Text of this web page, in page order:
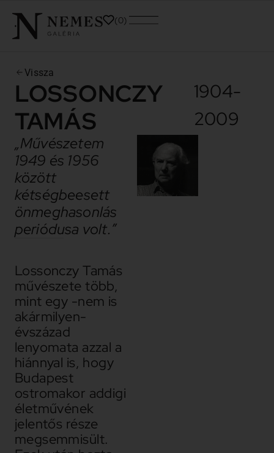
0
Vissza
LOSSONCZY
TAMÁS
1904-
2009
„Művészetem
1949 és 1956
között
kétségbeesett
önmeghasonlás
periódusa volt.”
Lossonczy Tamás
művészete több,
mint egy -nem is
akármilyen-
évszázad
lenyomata azzal a
hiánnyal is, hogy
Budapest
ostromakor addigi
életművének
jelentős része
megsemmisült.